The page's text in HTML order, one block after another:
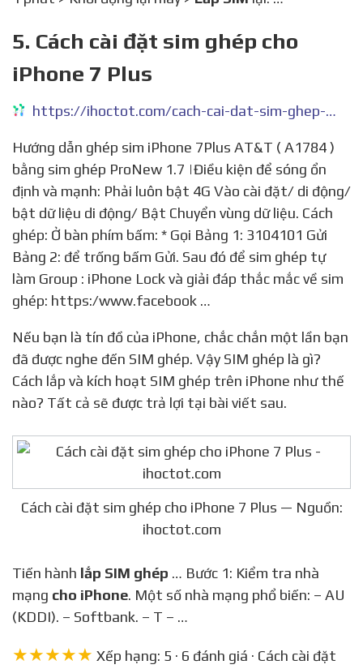
5. Cách cài đặt sim ghép cho
iPhone 7 Plus
https://ihoctot.com/cach-cai-dat-sim-ghep-cho-iphone-7-plus
Hướng dẫn ghép sim iPhone 7Plus AT&T ( A1784 )
bằng sim ghép ProNew 1.7 |Điều kiện để sóng ổn
định và mạnh: Phải luôn bật 4G Vào cài đặt/ di động/
bật dữ liệu di động/ Bật Chuyển vùng dữ liệu. Cách
ghép: Ở bàn phím bấm: * Gọi Bảng 1: 3104101 Gửi
Bảng 2: để trống bấm Gửi. Sau đó để sim ghép tự
làm Group : iPhone Lock và giải đáp thắc mắc về sim
ghép: https:/www.facebook …
Nếu bạn là tín đồ của iPhone, chắc chắn một lần bạn
đã được nghe đến SIM ghép. Vậy SIM ghép là gì?
Cách lắp và kích hoạt SIM ghép trên iPhone như thế
nào? Tất cả sẽ được trả lợi tại bài viết sau.
Cách cài đặt sim ghép cho iPhone 7 Plus — Nguồn:
ihoctot.com
Tiến hành lắp SIM ghép … Bước 1: Kiểm tra nhà
mạng cho iPhone. Một số nhà mạng phổ biến: – AU
(KDDI). – Softbank. – T – …
★★★★★ Xếp hạng: 5 · 6 đánh giá · Cách cài đặt